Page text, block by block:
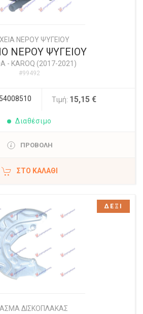
ΝΕΡΟΥ ΨΥΓΕΙΟΥ
ΝΕΡΟΥ ΨΥΓΕΙΟΥ
- KAROQ (2017-2021)
#99492
Τιμή: 15,15 €
Διαθέσιμο
ΠΡΟΒΟΛΗ
ΣΤΟ ΚΑΛΆΘΙ
ΔΙΣΚΟΠΛΑΚΑΣ
ΔΕΞΙ